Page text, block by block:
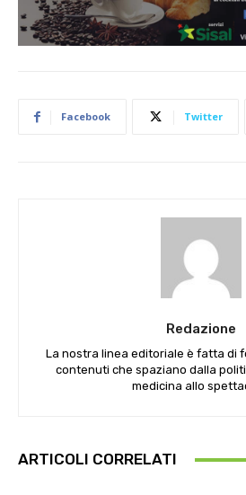
Facebook Twitter
Redazione
La nostra linea editoriale è fatta di
contenuti che spaziano dalla
medicina allo
ARTICOLI CORRELATI